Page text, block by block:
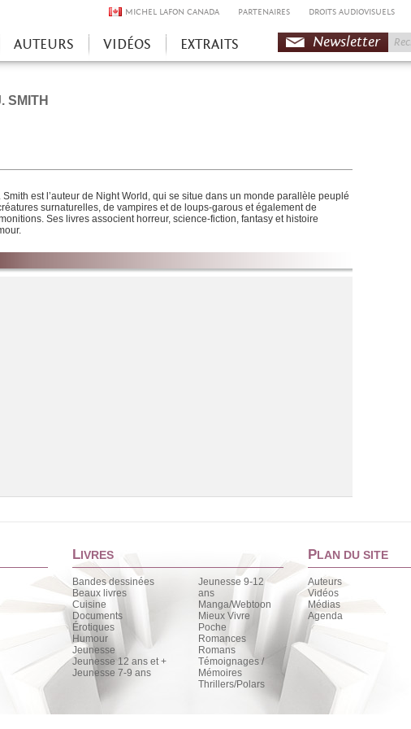
MICHEL LAFON CANADA PARTENAIRES DROITS AUDIOVISUELS
AUTEURS VIDÉOS EXTRAITS Newsletter
SMITH
Smith est l’auteur de Night World, qui se situe dans un monde parallèle peuplé
surnaturelles, de vampires et de loups-garous et également de
Ses livres associent horreur, science-fiction, fantasy et histoire
Chargement de la liste
LIVRES
Bandes dessinées
Beaux livres
Cuisine
Documents
Érotiques
Humour
Jeunesse
Jeunesse 12 ans et +
Jeunesse 7-9 ans
Jeunesse 9-12
ans
Manga/Webtoon
Mieux Vivre
Poche
Romances
Romans
Témoignages /
Mémoires
Thrillers/Polars
PLAN DU SITE
Auteurs
Vidéos
Médias
Agenda